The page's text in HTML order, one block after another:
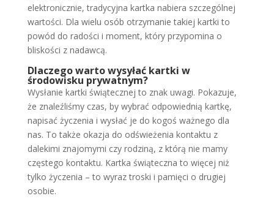
elektronicznie, tradycyjna kartka nabiera szczególnej
wartości. Dla wielu osób otrzymanie takiej kartki to
powód do radości i moment, który przypomina o
bliskości z nadawcą.
Dlaczego warto wysyłać kartki w
środowisku prywatnym?
Wysłanie kartki świątecznej to znak uwagi. Pokazuje,
że znaleźliśmy czas, by wybrać odpowiednią kartkę,
napisać życzenia i wysłać je do kogoś ważnego dla
nas. To także okazja do odświeżenia kontaktu z
dalekimi znajomymi czy rodziną, z którą nie mamy
częstego kontaktu. Kartka świąteczna to więcej niż
tylko życzenia – to wyraz troski i pamięci o drugiej
osobie.